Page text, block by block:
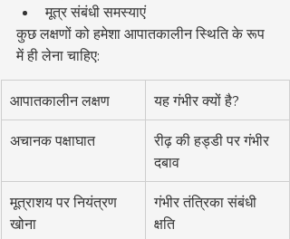
मूत्र संबंधी समस्याएं
कुछ लक्षणों को हमेशा आपातकालीन स्थिति के रूप
में ही लेना चाहिए:
आपातकालीन लक्षण यह गंभीर क्यों है?
अचानक पक्षाघात
रीढ़ की हड्डी पर गंभीर
दबाव
मूत्राशय पर नियंत्रण
खोना
गंभीर तंत्रिका संबंधी
क्षति